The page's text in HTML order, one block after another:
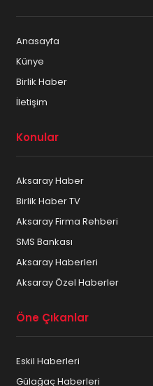
Anasayfa
Künye
Birlik Haber
İletişim
Konular
Aksaray Haber
Birlik Haber TV
Aksaray Firma Rehberi
SMS Bankası
Aksaray Haberleri
Aksaray Özel Haberler
Öne Çıkanlar
Eskil Haberleri
Gülağaç Haberleri